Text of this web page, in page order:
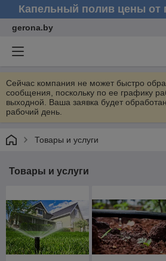
Капельный полив цены от
gerona.by
Сейчас компания не может быстро
сообщения, поскольку по ее графику
выходной. Ваша заявка будет
рабочий день.
Товары и услуги
Товары и услуги